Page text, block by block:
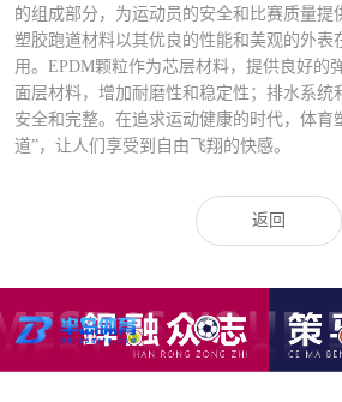
的组成部分，为运动员的安全和比赛质量提
塑胶跑道材料以其优良的性能和美观的外表
用。EPDM颗粒作为芯层材料，提供良好的
面层材料，增加耐磨性和稳定性；排水系统
安全和完整。在追求运动健康的时代，体育
道”，让人们享受到自由飞翔的快感。
返回